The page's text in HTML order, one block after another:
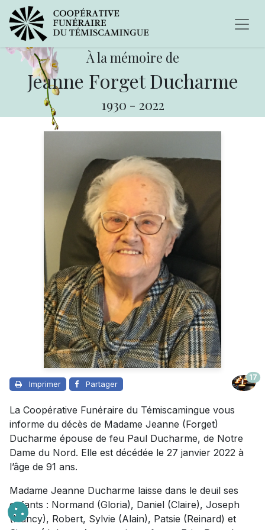
À la mémoire de
Jeanne Forget Ducharme
1930 - 2022
Imprimer Partager
17
La Coopérative Funéraire du Témiscamingue vous
informe du décès de Madame Jeanne (Forget)
Ducharme épouse de feu Paul Ducharme, de Notre
Dame du Nord. Elle est décédée le 27 janvier 2022 à
l’âge de 91 ans.
Madame Jeanne Ducharme laisse dans le deuil ses
enfants : Normand (Gloria), Daniel (Claire), Joseph
(Nancy), Robert, Sylvie (Alain), Patsie (Reinard) et